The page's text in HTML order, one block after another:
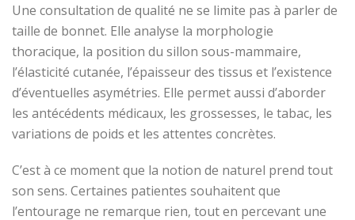
Une consultation de qualité ne se limite pas à parler de
taille de bonnet. Elle analyse la morphologie
thoracique, la position du sillon sous-mammaire,
l’élasticité cutanée, l’épaisseur des tissus et l’existence
d’éventuelles asymétries. Elle permet aussi d’aborder
les antécédents médicaux, les grossesses, le tabac, les
variations de poids et les attentes concrètes.
C’est à ce moment que la notion de naturel prend tout
son sens. Certaines patientes souhaitent que
l’entourage ne remarque rien, tout en percevant une